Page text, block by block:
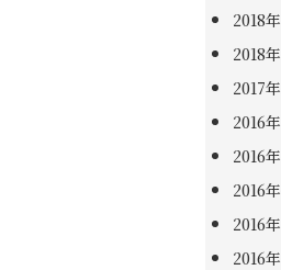
2018
2018
2017
2016
2016
2016
2016
2016